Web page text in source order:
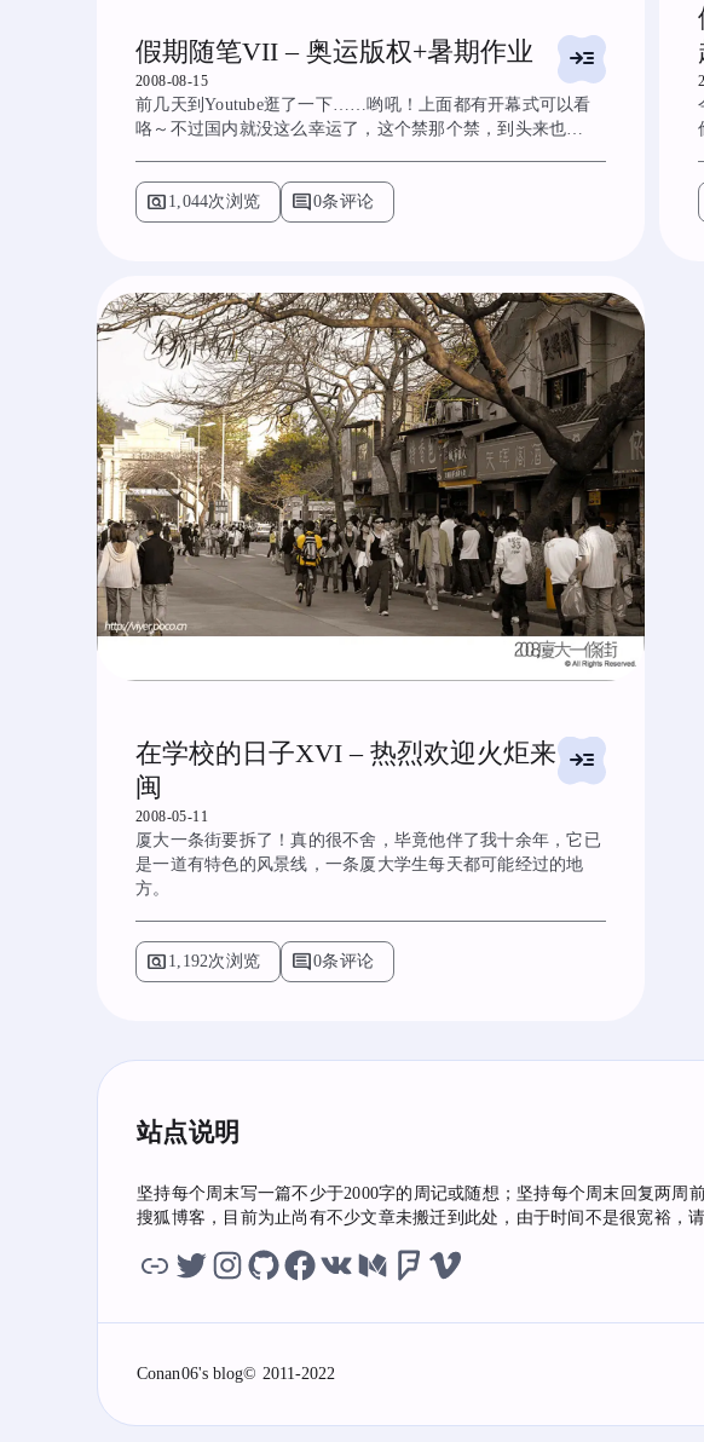
假期随笔VII – 奥运版权+暑期作业
2008-08-15
read_more
前几天到Youtube逛了一下……哟吼！上面都有开幕式可以看
咯～不过国内就没这么幸运了，这个禁那个禁，到头来也…
pageview 1,044次浏览 comment0条评论
在学校的日子XVI – 热烈欢迎火炬来
闽
2008-05-11
read_more
厦大一条街要拆了！真的很不舍，毕竟他伴了我十余年，它已
是一道有特色的风景线，一条厦大学生每天都可能经过的地
方。
pageview 1,192次浏览 comment0条评论
站点说明
坚持每个周末写一篇不少于2000字的周记或随想；坚持每个周末回复两
搜狐博客，目前为止尚有不少文章未搬迁到此处，由于时间不是很宽裕，
虫洞 twitterinstagram
githubfacebook
vk medium
foursquare
vimeo
Conan06's blog© 2011-2022